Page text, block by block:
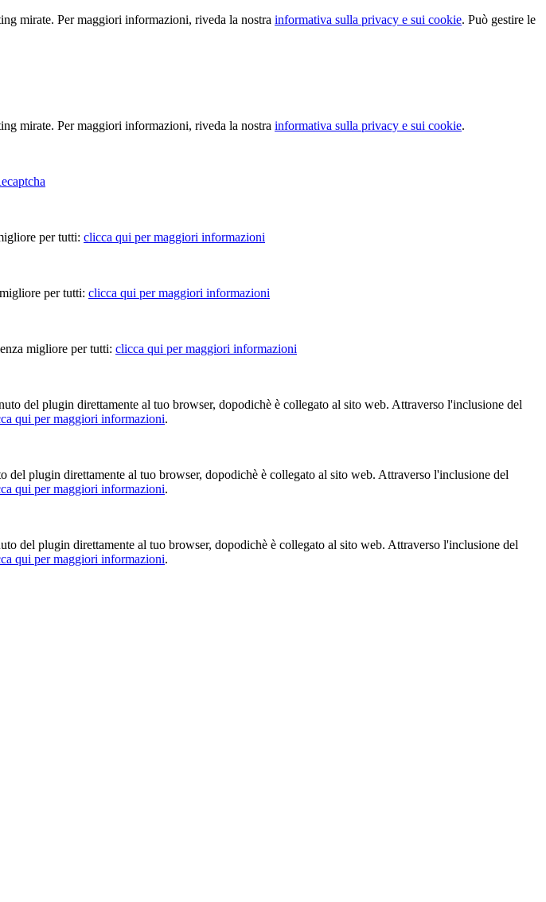
mirate. Per maggiori informazioni, riveda la nostra informativa sulla privacy e sui cookie. Può gestire le
mirate. Per maggiori informazioni, riveda la nostra informativa sulla privacy e sui cookie.
per tutti: clicca qui per maggiori informazioni
per tutti: clicca qui per maggiori informazioni
migliore per tutti: clicca qui per maggiori informazioni
del plugin direttamente al tuo browser, dopodichè è collegato al sito web. Attraverso l'inclusione del
qui per maggiori informazioni.
plugin direttamente al tuo browser, dopodichè è collegato al sito web. Attraverso l'inclusione del
qui per maggiori informazioni.
del plugin direttamente al tuo browser, dopodichè è collegato al sito web. Attraverso l'inclusione del
qui per maggiori informazioni.